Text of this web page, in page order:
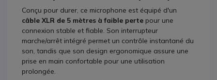
Conçu pour durer, ce microphone est équipé d'un
câble XLR de 5 mètres à faible perte pour une
connexion stable et fiable. Son interrupteur
marche/arrêt intégré permet un contrôle instantané du
son, tandis que son design ergonomique assure une
prise en main confortable pour une utilisation
prolongée.